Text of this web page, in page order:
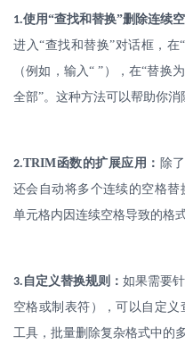
1.使用“查找和替换”删除连续空
进入“查找和替换”对话框，
（例如，输入“ ”），在“替换
全部”。这种方法可以帮助你消
2.TRIM函数的扩展应用： 除
还会自动将多个连续的空格
单元格内因连续空格导致的格式
3. 自定义替换规则：如果需要
空格或制表符），可以自定
工具，批量删除复杂格式中的